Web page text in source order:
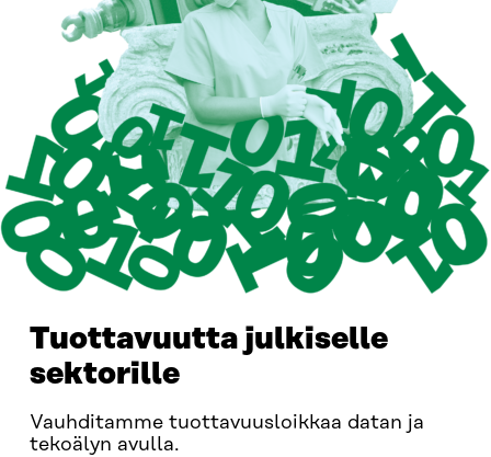
Tuottavuutta julkiselle
sektorille
Vauhditamme tuottavuusloikkaa datan ja
tekoälyn avulla.